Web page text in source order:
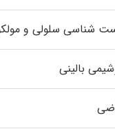
شناسی سلولی و
بالینی